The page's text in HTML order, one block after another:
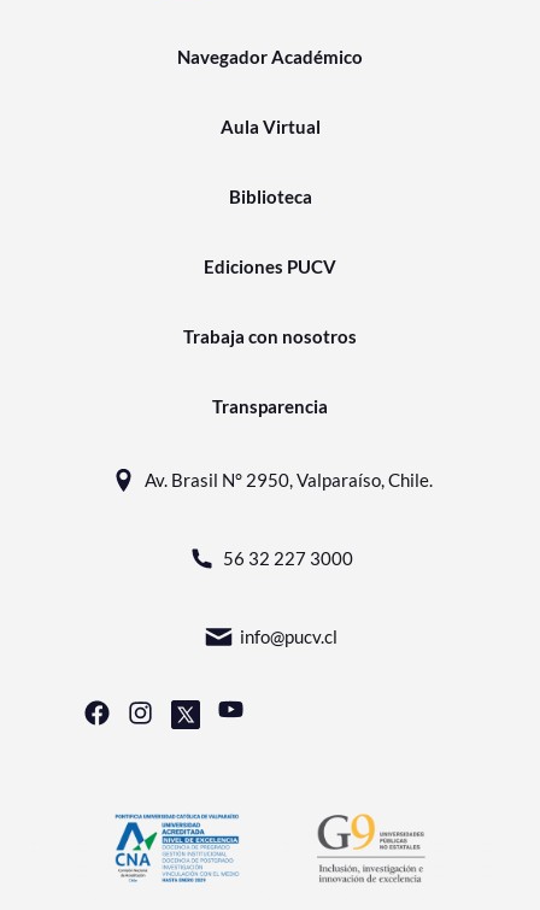
Navegador Académico
Aula Virtual
Biblioteca
Ediciones PUCV
Trabaja con nosotros
Transparencia
Av. Brasil N° 2950, Valparaíso, Chile.
56 32 227 3000
info@pucv.cl